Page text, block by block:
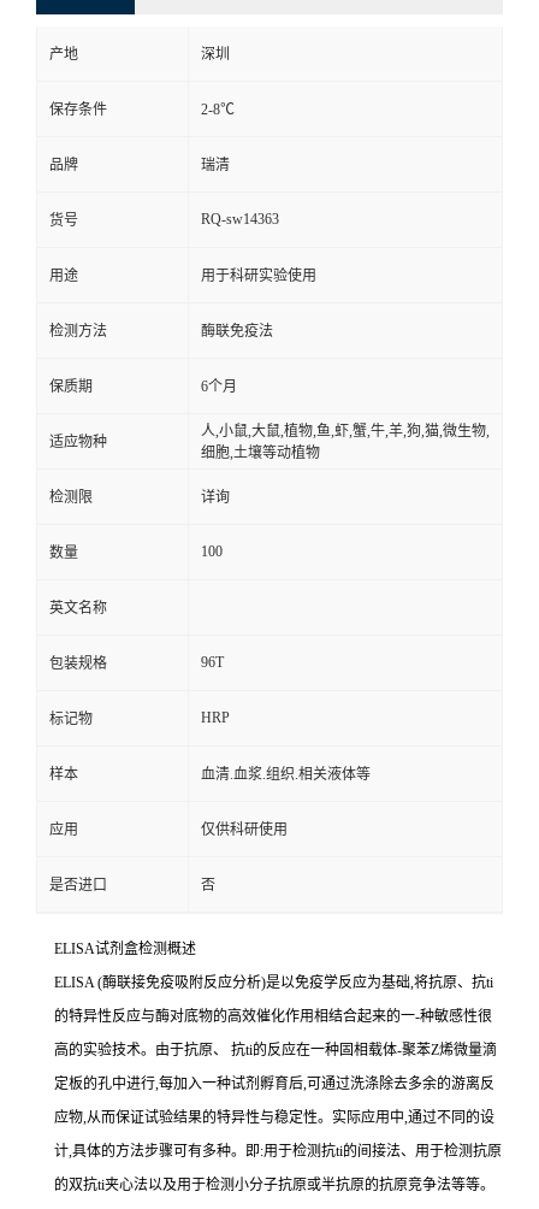
产地 深圳
保存条件 2-8℃
品牌 瑞清
货号 RQ-sw14363
用途 用于科研实验使用
检测方法 酶联免疫法
保质期 6个月
适应物种
人,小鼠,大鼠,植物,鱼,虾,蟹,牛,羊,狗,猫,微生物,
细胞,土壤等动植物
检测限 详询
数量 100
英文名称
包装规格 96T
标记物 HRP
样本 血清.血浆.组织.相关液体等
应用 仅供科研使用
是否进口 否
ELISA试剂盒检测概述
ELISA (酶联接免疫吸附反应分析)是以免疫学反应为基础,将抗原、 抗ti
的特异性反应与酶对底物的高效催化作用相结合起来的一-种敏感性很
高的实验技术。由于抗原、 抗ti的反应在一种固相载体-聚苯Z烯微量滴
定板的孔中进行,每加入一种试剂孵育后,可通过洗涤除去多余的游离反
应物,从而保证试验结果的特异性与稳定性。实际应用中,通过不同的设
计,具体的方法步骤可有多种。即:用于检测抗ti的间接法、用于检测抗原
的双抗ti夹心法以及用于检测小分子抗原或半抗原的抗原竞争法等等。